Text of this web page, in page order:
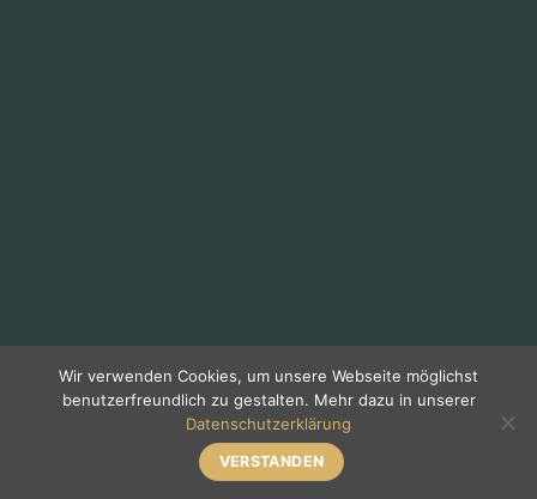
Wir verwenden Cookies, um unsere Webseite möglichst
benutzerfreundlich zu gestalten. Mehr dazu in unserer
Datenschutzerklärung
VERSTANDEN